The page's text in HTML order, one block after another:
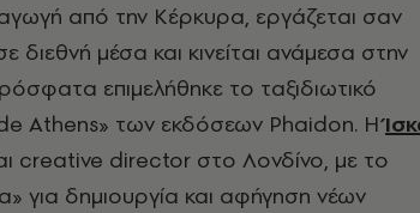
από την Κέρκυρα, εργάζεται σαν
μέσα και κινείται ανάμεσα στην
επιμελήθηκε το ταξιδιωτικό
Athens» των εκδόσεων Phaidon. Η
creative director στο Λονδίνο, με το
για δημιουργία και αφήγηση νέων